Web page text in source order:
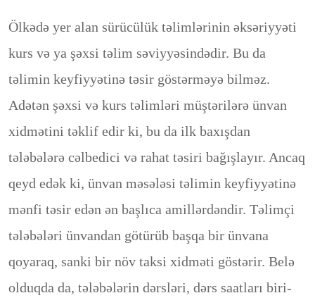
Ölkədə yer alan sürücülük təlimlərinin əksəriyyəti
kurs və ya şəxsi təlim səviyyəsindədir. Bu da
təlimin keyfiyyətinə təsir göstərməyə bilməz.
Adətən şəxsi və kurs təlimləri müştərilərə ünvan
xidmətini təklif edir ki, bu da ilk baxışdan
tələbələrə cəlbedici və rahat təsiri bağışlayır. Ancaq
qeyd edək ki, ünvan məsələsi təlimin keyfiyyətinə
mənfi təsir edən ən başlıca amillərdəndir. Təlimçi
tələbələri ünvandan götürüb başqa bir ünvana
qoyaraq, sanki bir növ taksi xidməti göstərir. Belə
olduqda da, tələbələrin dərsləri, dərs saatları biri-